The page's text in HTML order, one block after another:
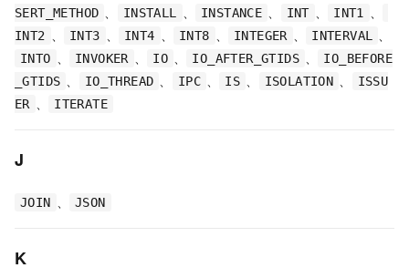
SERT_METHOD 、 INSTALL 、 INSTANCE 、 INT 、 INT1 、
INT2 、 INT3 、 INT4 、 INT8 、 INTEGER 、 INTERVAL 、
INTO 、 INVOKER 、 IO 、 IO_AFTER_GTIDS 、
IO_BEFORE
_GTIDS 、 IO_THREAD 、 IPC 、 IS 、 ISOLATION 、
ISSU
ER 、 ITERATE
J
JOIN 、 JSON
K